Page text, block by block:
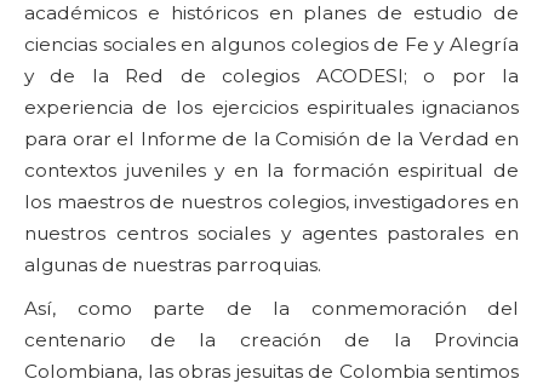
académicos e históricos en planes de estudio de
ciencias sociales en algunos colegios de Fe y Alegría
y de la Red de colegios ACODESI; o por la
experiencia de los ejercicios espirituales ignacianos
para orar el Informe de la Comisión de la Verdad en
contextos juveniles y en la formación espiritual de
los maestros de nuestros colegios, investigadores en
nuestros centros sociales y agentes pastorales en
algunas de nuestras parroquias.
Así, como parte de la conmemoración del
centenario de la creación de la Provincia
Colombiana, las obras jesuitas de Colombia sentimos